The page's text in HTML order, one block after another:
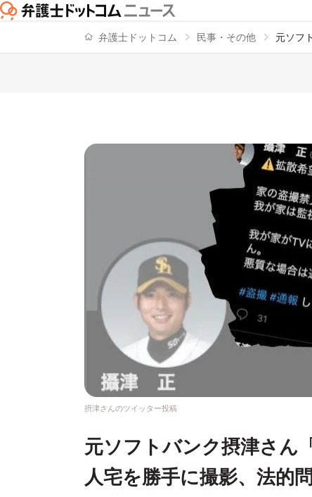
弁護士ドットコム 民事・その他 元ソフ
摂津さんのツイッター投稿
元ソフトバンク摂津さ
人宅を勝手に撮影、法的